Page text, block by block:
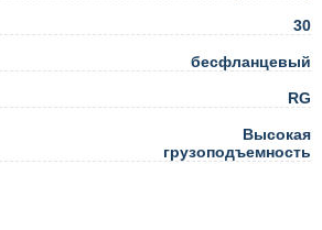
30
бесфланцевый
RG
Высокая
грузоподъемность